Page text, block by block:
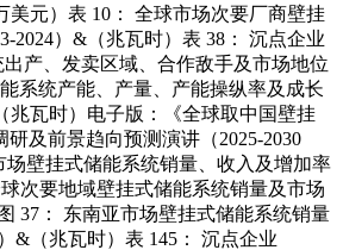
美元）表 10： 全球市场次要厂商壁挂
2024）&（兆瓦时）表 38： 沉点企业
出产、发卖区域、合作敌手及市场地位
系统产能、产量、产能操纵率及成长
兆瓦时）电子版：《全球取中国壁挂
及前景趋向预测演讲（2025-2030
场壁挂式储能系统销量、收入及增加率
球次要地域壁挂式储能系统销量及市场
37： 东南亚市场壁挂式储能系统销量
&（兆瓦时）表 145： 沉点企业